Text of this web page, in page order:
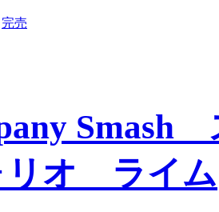
完売
Smash
オ ライム